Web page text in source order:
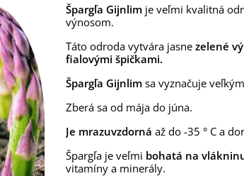
Špargľa Gijnlim je veľmi kvalitná
výnosom.
Táto odroda vytvára jasne zelené
fialovými špičkami.
Špargľa Gijnlim sa vyznačuje
Zberá sa od mája do júna.
Je mrazuvzdorná až do -35 ° C a
Špargľa je veľmi bohatá na
vitamíny a minerály.